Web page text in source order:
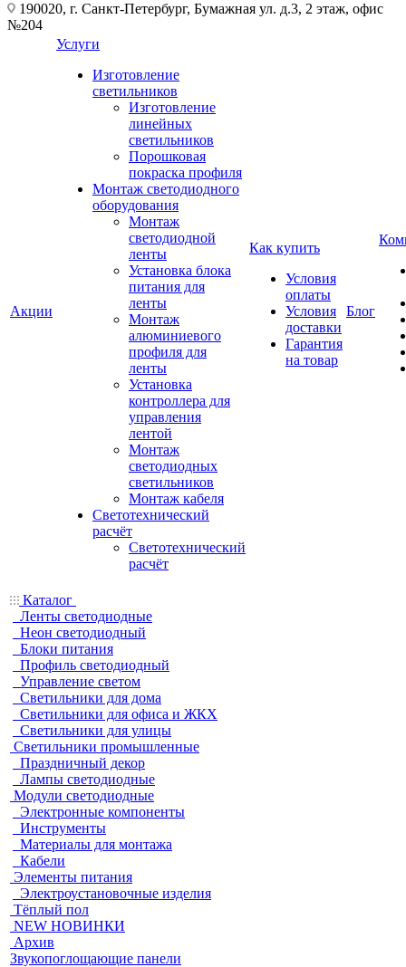
190020, г. Санкт-Петербург, Бумажная ул. д.3, 2 этаж, офис
№204
Акции
Услуги
Изготовление
светильников
Изготовление
линейных
светильников
Порошковая
покраска профиля
Монтаж светодиодного
оборудования
Монтаж
светодиодной
ленты
Установка блока
питания для
ленты
Монтаж
алюминиевого
профиля для
ленты
Установка
контроллера для
управления
лентой
Монтаж
светодиодных
светильников
Монтаж кабеля
Светотехнический
расчёт
Светотехнический
расчёт
Как купить
Условия
оплаты
Условия
доставки
Гарантия
на товар
Блог
Каталог
Ленты светодиодные
Неон светодиодный
Блоки питания
Профиль светодиодный
Управление светом
Светильники для дома
Светильники для офиса и ЖКХ
Светильники для улицы
Светильники промышленные
Праздничный декор
Лампы светодиодные
Модули светодиодные
Электронные компоненты
Инструменты
Материалы для монтажа
Кабели
Элементы питания
Электроустановочные изделия
Тёплый пол
NEW НОВИНКИ
Архив
Звукопоглощающие панели